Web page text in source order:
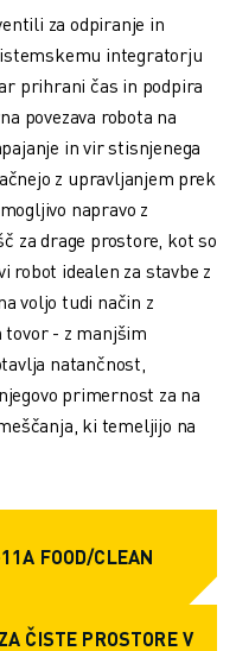
za odpiranje in
integratorju
prihrani čas in podpira
povezava robota na
in vir stisnjenega
z upravljanjem prek
napravo z
za drage prostore, kot so
robot idealen za stavbe z
voljo tudi način z
- z manjšim
natančnost,
primernost za na
ki temeljijo na
FOOD/CLEAN
ČISTE PROSTORE V